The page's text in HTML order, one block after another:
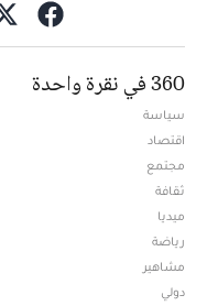
360 في نقرة واحدة
سياسة
اقتصاد
مجتمع
ثقافة
ميديا
رياضة
مشاهير
دولي